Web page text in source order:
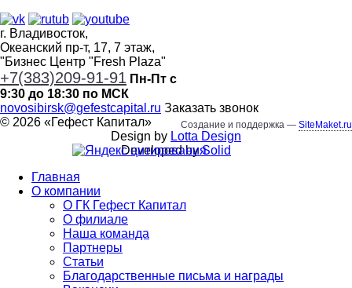
г. Владивосток,
Океанский пр-т, 17, 7 этаж,
"Бизнес Центр "Fresh Plaza"
+7(383)209-91-91 Пн-Пт с
9:30 до 18:30 по МСК
novosibirsk@gefestcapital.ru Заказать звонок
© 2026 «Гефест Капитал» Создание и поддержка — SiteMaket.ru
Design by Lotta Design
Developed bySolid
Главная
О компании
О ГК Гефест Капитал
О филиале
Наша команда
Партнеры
Статьи
Благодарственные письма и награды